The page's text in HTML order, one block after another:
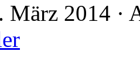
März 2014 ·